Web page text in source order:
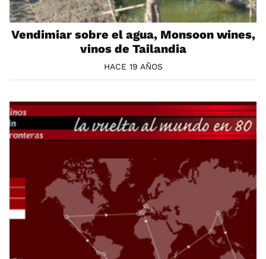
Vendimiar sobre el agua, Monsoon wines,
vinos de Tailandia
HACE 19 AÑOS